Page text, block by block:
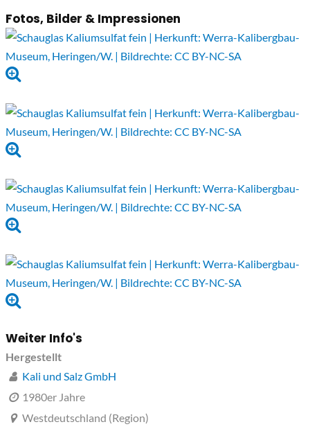
Fotos, Bilder & Impressionen
Weiter Info's
Hergestellt
Kali und Salz GmbH
1980er Jahre
Westdeutschland (Region)